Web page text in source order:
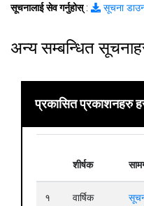
सूचनालाई सेव गर्नुहोस्: सूचना
अन्य सम्बन्धित
प्रकासित प्रकाशनहरु
शीर्षक
१
वार्षिक